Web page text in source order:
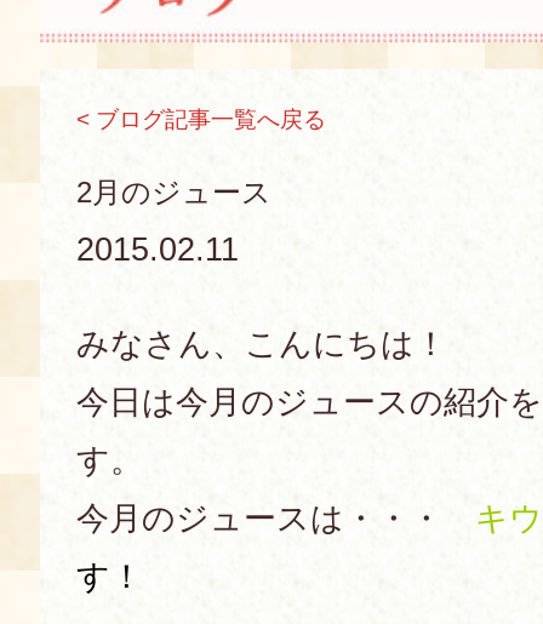
EN 中文
当館について
京の食文化について
料理教室
< ブログ記事一覧へ戻る
2月のジュース
2015.02.11
みなさん、こんにちは！
今日は今月のジュースの紹介
す。
今月のジュースは・・・ キ
す！